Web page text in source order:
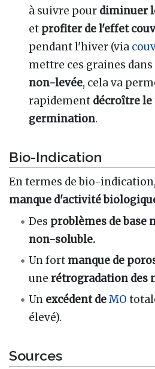
à suivre pour diminuer
et profiter de l'effet
pendant l'hiver (via
mettre ces graines dans
non-levée, cela va
rapidement décroître le
germination.
Bio-Indication
En termes de bio-
manque d'activité
Des problèmes de base
non-soluble.
Un fort manque de
unerétrogradation des
Un excédent deMO
élevé).
Sources